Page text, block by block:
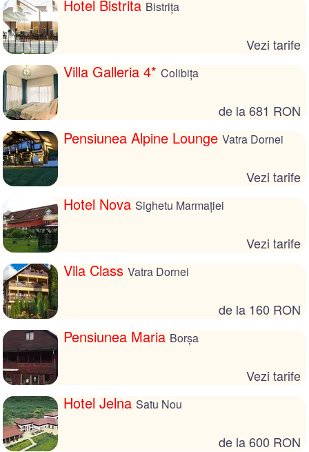
Hotel Bistrita Bistrița
Vezi tarife
Villa Galleria 4* Colibița
de la 681 RON
Pensiunea Alpine Lounge Vatra Dornei
Vezi tarife
Hotel Nova Sighetu Marmației
Vezi tarife
Vila Class Vatra Dornei
de la 160 RON
Pensiunea Maria Borșa
Vezi tarife
Hotel Jelna Satu Nou
de la 600 RON